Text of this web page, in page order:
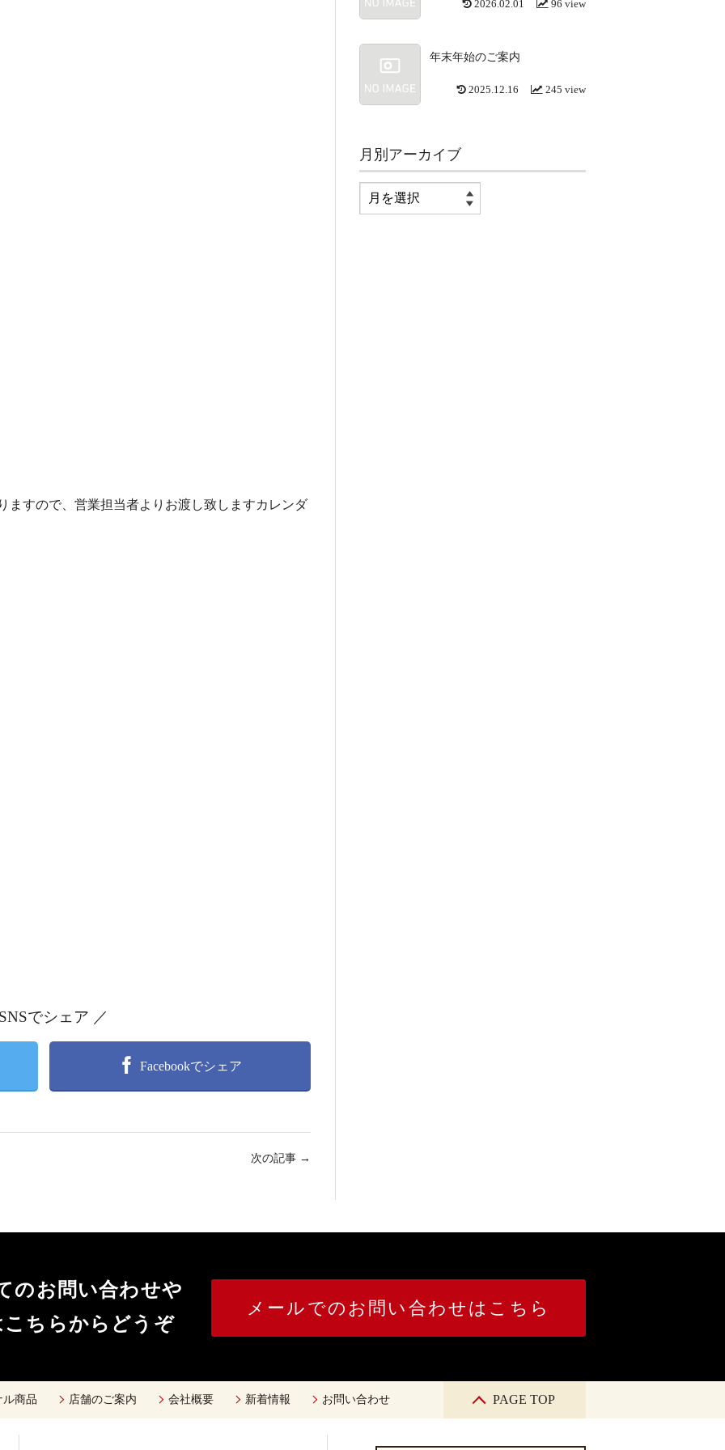
ますので、営業担当者よりお渡し致しますカレンダ
でシェア ／
Facebookでシェア
次の記事 →
96 view
2026.02.01
年末年始のご案内
245 view
2025.12.16
月別アーカイブ
のお問い合わせや
ちらからどうぞ
メールでのお問い合わせはこちら
ル商品 店舗のご案内 会社概要 新着情報 お問い合わせ PAGE TOP